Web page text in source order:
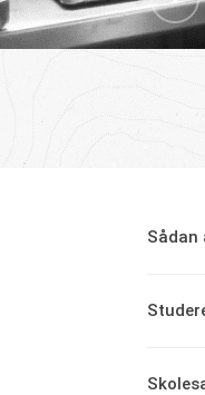
Sådan